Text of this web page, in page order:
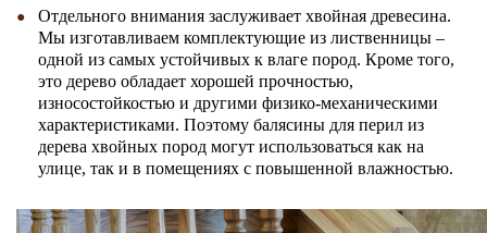
Отдельного внимания заслуживает хвойная древесина.
Мы изготавливаем комплектующие из лиственницы –
одной из самых устойчивых к влаге пород. Кроме того,
это дерево обладает хорошей прочностью,
износостойкостью и другими физико-механическими
характеристиками. Поэтому балясины для перил из
дерева хвойных пород могут использоваться как на
улице, так и в помещениях с повышенной влажностью.